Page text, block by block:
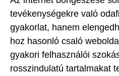
tevékenységekre való
gyakorlat, hanem
hoz hasonló csaló
gyakori felhasználói
rosszindulatú tartalmakat